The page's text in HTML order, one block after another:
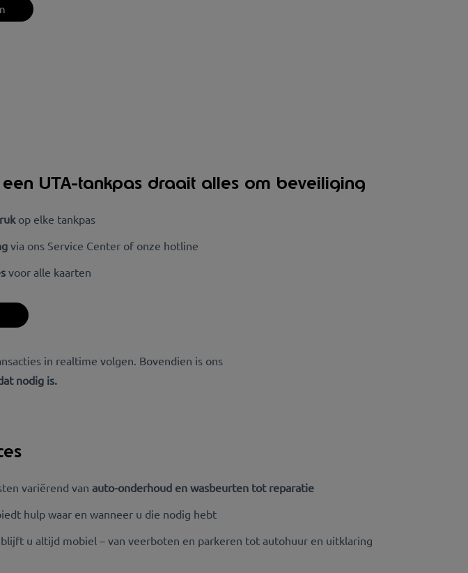
UTA-tankpas draait alles om beveiliging
op elke tankpas
via ons Service Center of onze hotline
voor alle kaarten
in realtime volgen. Bovendien is ons
nodig is.
variërend vanauto-onderhoud en wasbeurten tot reparatie
hulp waar en wanneer u die nodig hebt
blijft u altijd mobiel – van veerboten en parkeren tot autohuur en uitklaring